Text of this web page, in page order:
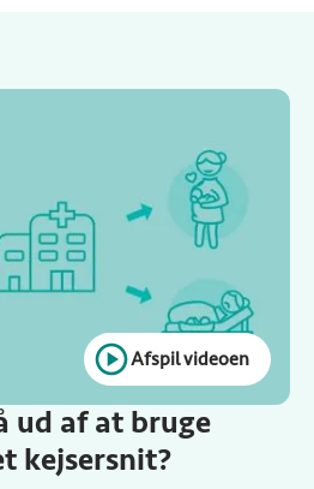
ud af at bruge
kejsersnit?
Afspil videoen